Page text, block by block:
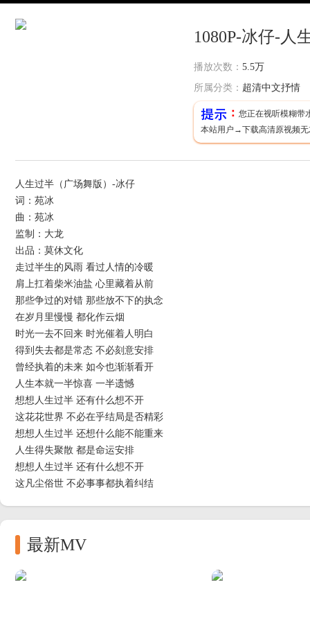
1080P-冰仔-人
播放次数： 5.5万
所属分类： 超清中文抒情
： 您正在视听模糊带
本站用户→下载高清原视频无
人生过半（广场舞版）-冰仔
词：苑冰
曲：苑冰
监制：大龙
出品：莫休文化
走过半生的风雨 看过人情的冷暖
肩上扛着柴米油盐 心里藏着从前
那些争过的对错 那些放不下的执念
在岁月里慢慢 都化作云烟
时光一去不回来 时光催着人明白
得到失去都是常态 不必刻意安排
曾经执着的未来 如今也渐渐看开
人生本就一半惊喜 一半遗憾
想想人生过半 还有什么想不开
这花花世界 不必在乎结局是否精彩
想想人生过半 还想什么能不能重来
人生得失聚散 都是命运安排
想想人生过半 还有什么想不开
这凡尘俗世 不必事事都执着纠结
时光一去不回来 时光催着人明白
得到失去都是常态 不必刻意安排
人生本就一半惊喜 一半遗憾
最新MV